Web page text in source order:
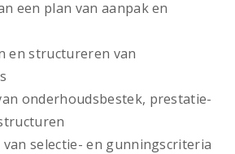
een plan van aanpak en
en structureren van
onderhoudsbestek, prestatie-
selectie- en gunningscriteria